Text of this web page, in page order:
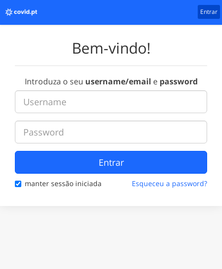
Entrar
Bem-vindo!
Introduza o seu username/email e password
Entrar
manter sessão iniciada Esqueceu a password?